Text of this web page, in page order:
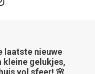
laatste nieuwe
kleine gelukjes,
vol sfeer! 🌸